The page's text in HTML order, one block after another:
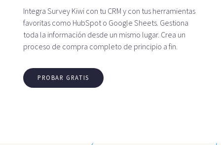
Integra Survey Kiwi con tu CRM y con tus herramientas
favoritas como HubSpot o Google Sheets. Gestiona
toda la información desde un mismo lugar. Crea un
proceso de compra completo de principio a fin.
PROBAR GRATIS